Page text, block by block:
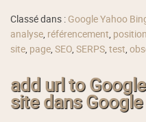
Classé dans : Google Yahoo
analyse référencement
site page ,SEO ,SERPS ,test ,
add url to
site dans Google